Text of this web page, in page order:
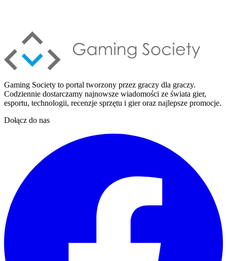
Gaming Society to portal tworzony przez graczy dla graczy.
Codziennie dostarczamy najnowsze wiadomości ze świata gier,
esportu, technologii, recenzje sprzętu i gier oraz najlepsze promocje.
Dołącz do nas